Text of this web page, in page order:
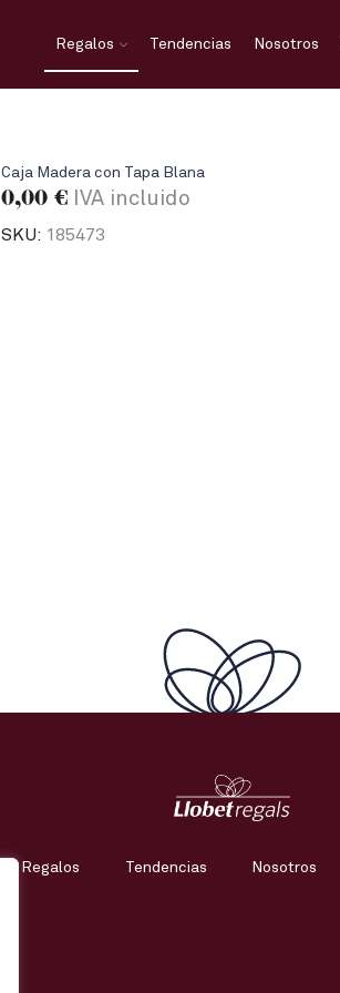
Regalos Tendencias Nosotros
Caja Madera con Tapa Blana
0,00 €IVA incluido
SKU: 185473
Regalos Tendencias Nosotros